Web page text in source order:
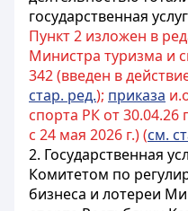
государственная
Пункт 2 изложен в
Министра туризма и
342 (введен в
стар. ред.); приказа
спорта РК от 30.04.26
с 24 мая 2026 г.) (см.
2. Государственная
Комитетом по
бизнеса и лотереи